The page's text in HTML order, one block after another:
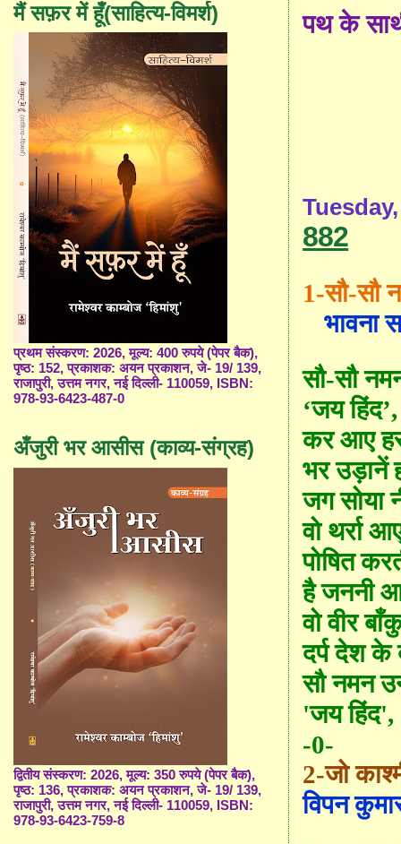
पथ के
882
1-सौ-सौ
भावना
सौ-सौ
‘जय हिंद
कर आए
भर उड़ानें
जग सोया
वो थर्रा
पोषित
है जननी
वो वीर
दर्प देश के
सौ नमन
'जय हिंद',
-0-
2-जो
विपन
मैं सफ़र में हूँ(साहित्य-विमर्श)
प्रथम संस्करण: 2026, मूल्य: 400 रुपये (पेपर बैक),
पृष्ठ: 152, प्रकाशक: अयन प्रकाशन, जे- 19/ 139,
राजापुरी, उत्तम नगर, नई दिल्ली- 110059, ISBN:
978-93-6423-487-0
अँजुरी भर आसीस (काव्य-संग्रह)
द्वितीय संस्करण: 2026, मूल्य: 350 रुपये (पेपर बैक),
पृष्ठ: 136, प्रकाशक: अयन प्रकाशन, जे- 19/ 139,
राजापुरी, उत्तम नगर, नई दिल्ली- 110059, ISBN:
978-93-6423-759-8